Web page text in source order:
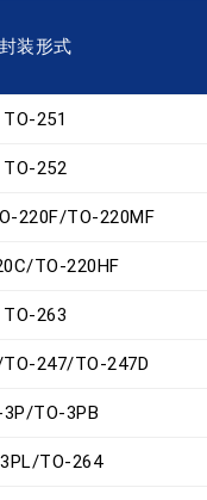
封装形式
TO-251
TO-252
220F/TO-220MF
TO-220HF
TO-263
247/TO-247D
3P/TO-3PB
TO-264